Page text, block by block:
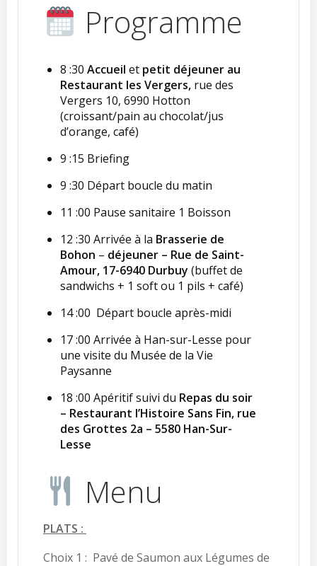
Programme
8 :30 Accueil et petit déjeuner au
Restaurant les Vergers, rue des
Vergers 10, 6990 Hotton
(croissant/pain au chocolat/jus
d’orange, café)
9 :15 Briefing
9 :30 Départ boucle du matin
11 :00 Pause sanitaire 1 Boisson
12 :30 Arrivée à la Brasserie de
Bohon – déjeuner – Rue de Saint-
Amour, 17-6940 Durbuy (buffet de
sandwichs + 1 soft ou 1 pils + café)
14 :00 Départ boucle après-midi
17 :00 Arrivée à Han-sur-Lesse pour
une visite du Musée de la Vie
Paysanne
18 :00 Apéritif suivi du Repas du soir
– Restaurant l’Histoire Sans Fin, rue
des Grottes 2a – 5580 Han-Sur-
Lesse
Menu
PLATS :
Choix 1 : Pavé de Saumon aux Légumes de